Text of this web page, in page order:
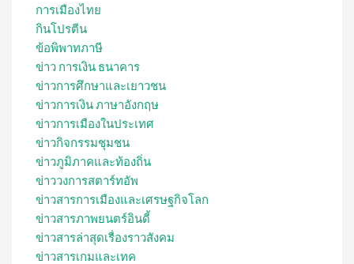
การเมืองไทย
กินโปรตีน
ข้อพิพาทภาษี
ข่าว การเงิน ธนาคาร
ข่าวการศึกษาและเยาวชน
ข่าวการเงิน ภาษาอังกฤษ
ข่าวการเมืองในประเทศ
ข่าวกิจกรรมชุมชน
ข่าวภูมิภาคและท้องถิ่น
ข่าววงการสตาร์ทอัพ
ข่าวสารการเมืองและเศรษฐกิจโลก
ข่าวสารภาพยนตร์อินดี้
ข่าวสารล่าสุดเรื่องราวสังคม
ข่าวสารเกมและเทค